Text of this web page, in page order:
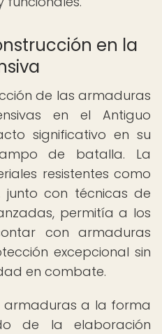
en la
de las armaduras
en el Antiguo
significativo en su
de batalla. La
resistentes como
con técnicas de
permitía a los
con armaduras
excepcional sin
en combate.
a la forma
de la elaboración